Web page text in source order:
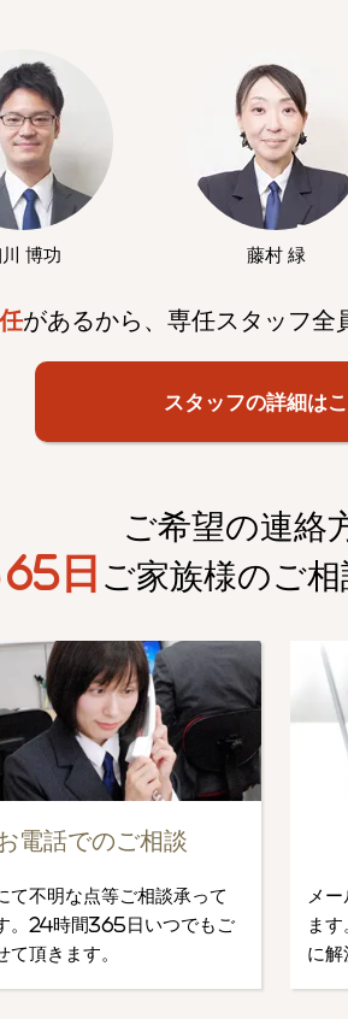
博功 藤村 緑
があるから、専任スタッフ全
スタッフの詳細は
ご希望の連絡
日 ご家族様のご相
電話でのご相談
て不明な点等ご相談承って
。24時間365日いつでもご
て頂きます。
メ
ま
に解